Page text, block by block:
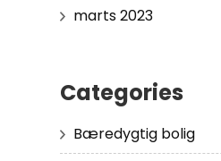
marts 2023
Categories
Bæredygtig bolig